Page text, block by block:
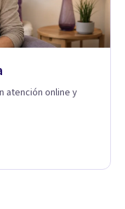
atención online y